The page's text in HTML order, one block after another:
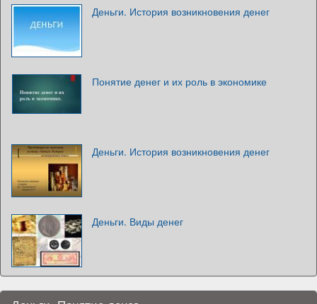
Деньги. История возникновения денег
Понятие денег и их роль в экономике
Деньги. История возникновения денег
Деньги. Виды денег